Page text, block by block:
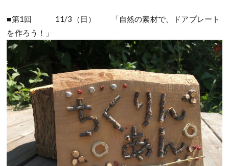
■第1回 11/3（日） 「自然の素材で、ドアプレート
を作ろう！」